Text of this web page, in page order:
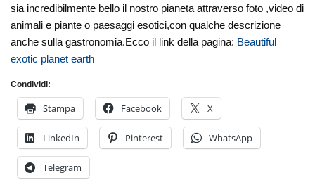
sia incredibilmente bello il nostro pianeta attraverso foto ,video di
animali e piante o paesaggi esotici,con qualche descrizione
anche sulla gastronomia.Ecco il link della pagina: Beautiful
exotic planet earth
Condividi:
Stampa Facebook X
LinkedIn Pinterest WhatsApp
Telegram